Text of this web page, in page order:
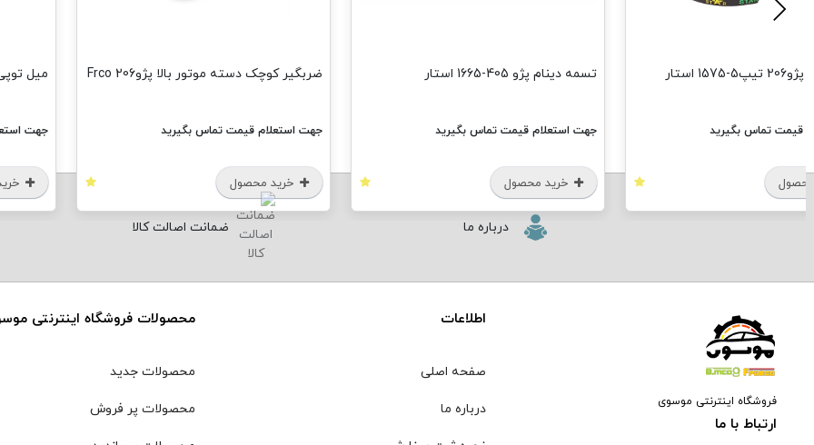
استار
قیمت تماس بگیرید
تسمه دینام پژو 405-1665 استار
جهت استعلام قیمت تماس بگیرید
خرید محصول
ضربگیر کوچک دسته موتور بالا پژو206 Frco
جهت استعلام قیمت تماس بگیرید
خرید محصول
میل توپی پژو
جهت
درباره ما ضمانت اصالت کالا
فروشگاه اینترنتی موسوی
ارتباط با ما
اطلاعات
صفحه اصلی
درباره ما
محصولات فروشگاه اینترنتی
محصولات جدید
محصولات پر فروش